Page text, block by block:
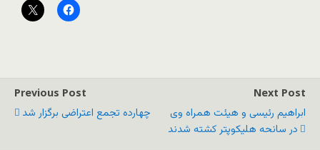
Previous Post
چهارده تجمع اعتراضی برگزار شد
Next Post
ابراهیم رئیسی و هیئت همراه وی
در سانحه هلیکوپتر کشته شدند